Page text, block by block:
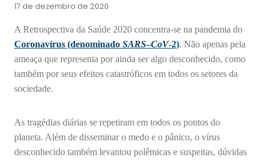
17 de dezembro de 2020
A Retrospectiva da Saúde 2020 concentra-se na pandemia do
Coronavírus (denominado SARS–CoV-2). Não apenas pela
ameaça que representa por ainda ser algo desconhecido, como
também por seus efeitos catastróficos em todos os setores da
sociedade.
As tragédias diárias se repetiram em todos os pontos do
planeta. Além de disseminar o medo e o pânico, o vírus
desconhecido também levantou polêmicas e suspeitas, dúvidas